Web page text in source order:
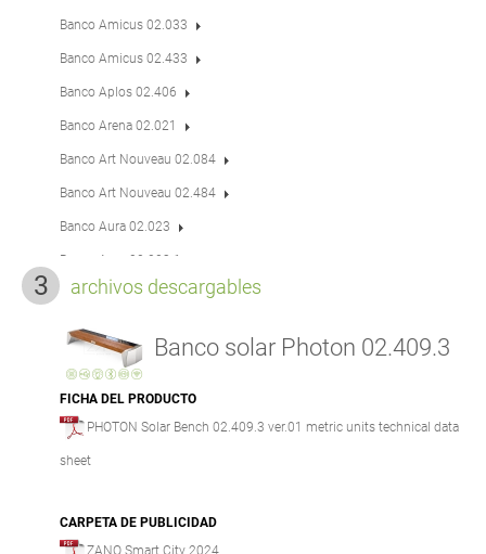
Banco Amicus 02.033
Banco Amicus 02.433
Banco Aplos 02.406
Banco Arena 02.021
Banco Art Nouveau 02.084
Banco Art Nouveau 02.484
Banco Aura 02.023
Banco Aura 02.023.1
Banco Aura 02.223
Banco Aura 02.023.2
Banco B-bench 02.410.1
Banco B-bench 02.010
Banco B-bench 02.410
Banco Bergen 02.015
Banco Biker 02.417
archivos descargables
Banco solar Photon 02.409.3
FICHA DEL PRODUCTO
PHOTON Solar Bench 02.409.3 ver.01 metric units technical data
sheet
CARPETA DE PUBLICIDAD
ZANO Smart City 2024